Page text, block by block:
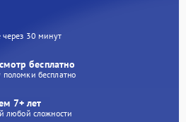
через 30 минут
бесплатно
бесплатно
7+ лет
любой сложности